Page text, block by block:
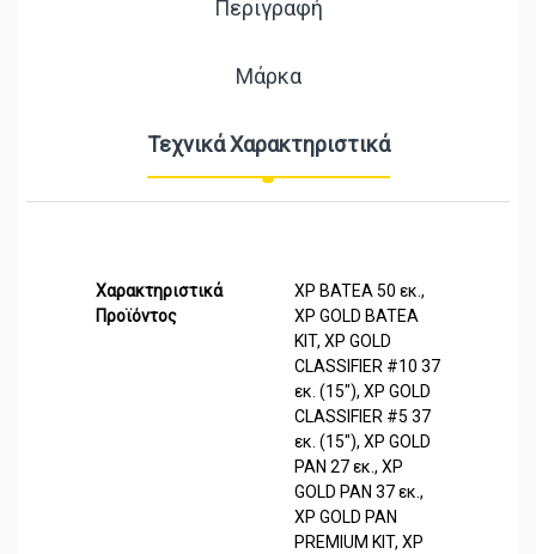
Περιγραφή
Μάρκα
Τεχνικά Χαρακτηριστικά
Χαρακτηριστικά
Προϊόντος
XP BATEA 50 εκ.,
XP GOLD BATEA
KIT, XP GOLD
CLASSIFIER #10 37
εκ. (15"), XP GOLD
CLASSIFIER #5 37
εκ. (15"), XP GOLD
PAN 27 εκ., XP
GOLD PAN 37 εκ.,
XP GOLD PAN
PREMIUM KIT, XP